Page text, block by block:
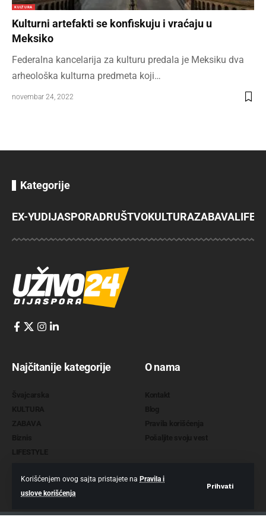
Korišćenjem ovog sajta pristajete na Pravila i
uslove korišćenja
Prihvati
KULTURA
Kulturni artefakti se konfiskuju i vraćaju u
Meksiko
Federalna kancelarija za kulturu predala je Meksiku dva
arheološka kulturna predmeta koji…
novembar 24, 2022
Kategorije
EX-YUDIJASPORADRUŠTVOKULTURAZABAVA
Najčitanije kategorije O nama